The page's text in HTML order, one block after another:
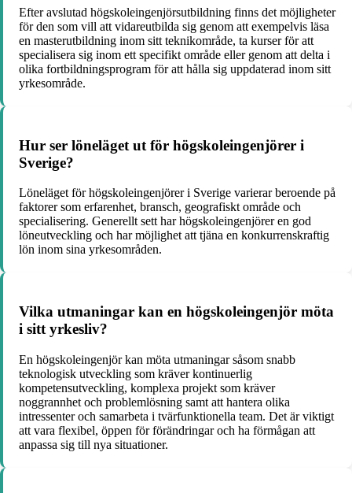
Efter avslutad högskoleingenjörsutbildning finns det möjligheter
för den som vill att vidareutbilda sig genom att exempelvis läsa
en masterutbildning inom sitt teknikområde, ta kurser för att
specialisera sig inom ett specifikt område eller genom att delta i
olika fortbildningsprogram för att hålla sig uppdaterad inom sitt
yrkesområde.
Hur ser löneläget ut för högskoleingenjörer i
Sverige?
Löneläget för högskoleingenjörer i Sverige varierar beroende på
faktorer som erfarenhet, bransch, geografiskt område och
specialisering. Generellt sett har högskoleingenjörer en god
löneutveckling och har möjlighet att tjäna en konkurrenskraftig
lön inom sina yrkesområden.
Vilka utmaningar kan en högskoleingenjör möta
i sitt yrkesliv?
En högskoleingenjör kan möta utmaningar såsom snabb
teknologisk utveckling som kräver kontinuerlig
kompetensutveckling, komplexa projekt som kräver
noggrannhet och problemlösning samt att hantera olika
intressenter och samarbeta i tvärfunktionella team. Det är viktigt
att vara flexibel, öppen för förändringar och ha förmågan att
anpassa sig till nya situationer.